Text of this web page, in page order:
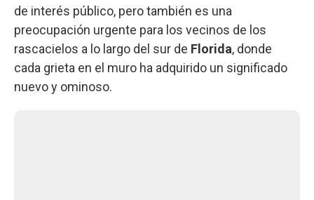
de interés público, pero también es una
preocupación urgente para los vecinos de los
rascacielos a lo largo del sur de Florida, donde
cada grieta en el muro ha adquirido un significado
nuevo y ominoso.